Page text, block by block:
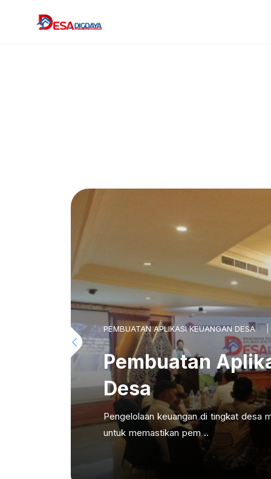
PEMBUATAN APLIKASI KEUANGAN DESA
Pembuatan
Desa
Pengelolaan keuangan di tingkat desa
untuk memastikan pem ..